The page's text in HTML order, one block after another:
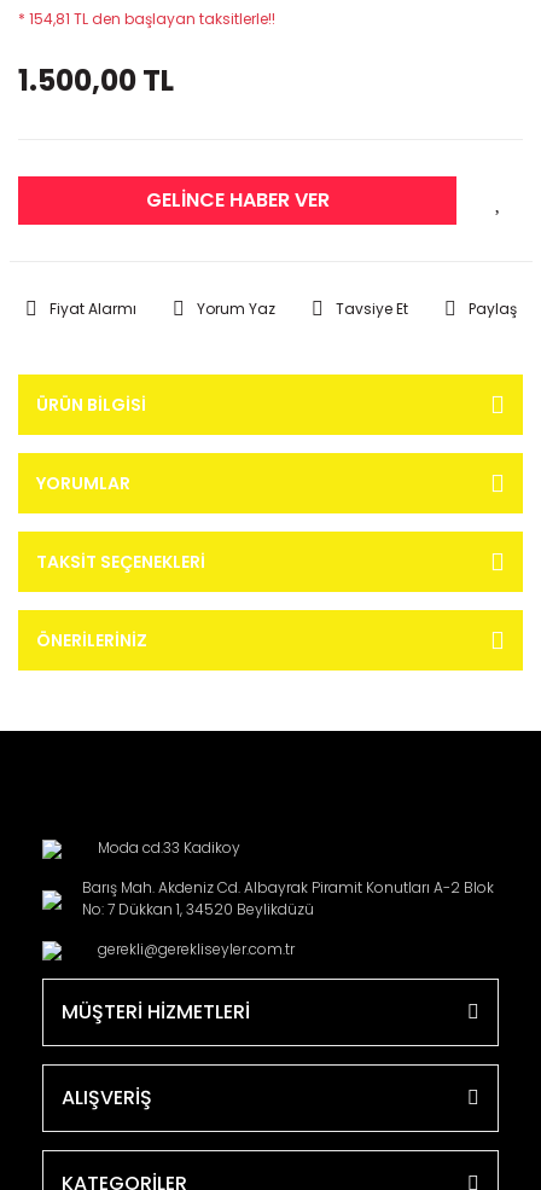
* 154,81 TL den başlayan taksitlerle!!
1.500,00 TL
GELİNCE HABER VER
Fiyat Alarmı Yorum Yaz Tavsiye Et Paylaş
ÜRÜN BILGISI
YORUMLAR
TAKSIT SEÇENEKLERI
ÖNERILERINIZ
Moda cd.33 Kadikoy
Barış Mah. Akdeniz Cd. Albayrak Piramit Konutları A-2 Blok
No: 7 Dükkan 1, 34520 Beylikdüzü
gerekli@gerekliseyler.com.tr
MÜŞTERİ HİZMETLERİ
ALIŞVERİŞ
KATEGORİLER